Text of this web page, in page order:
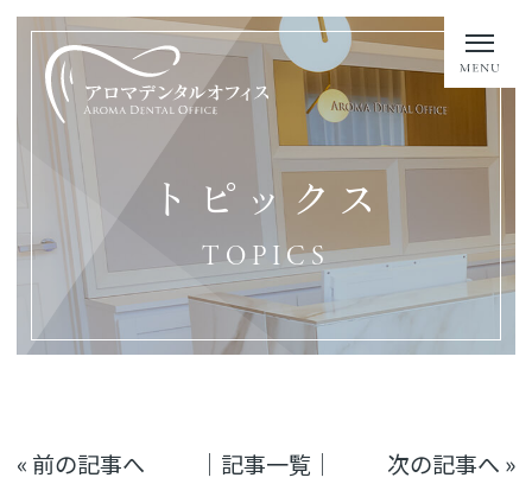
トピックス
TOPICS
« 前の記事へ │記事一覧│ 次の記事へ »